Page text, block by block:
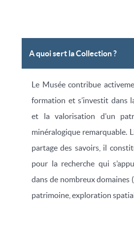
A quoi sert la Collection ?
Le Musée contribue
formation et s’investit dans
et la valorisation d’un
minéralogique remarquable.
partage des savoirs, il
pour la recherche qui
dans de nombreux domaines
patrimoine, exploration